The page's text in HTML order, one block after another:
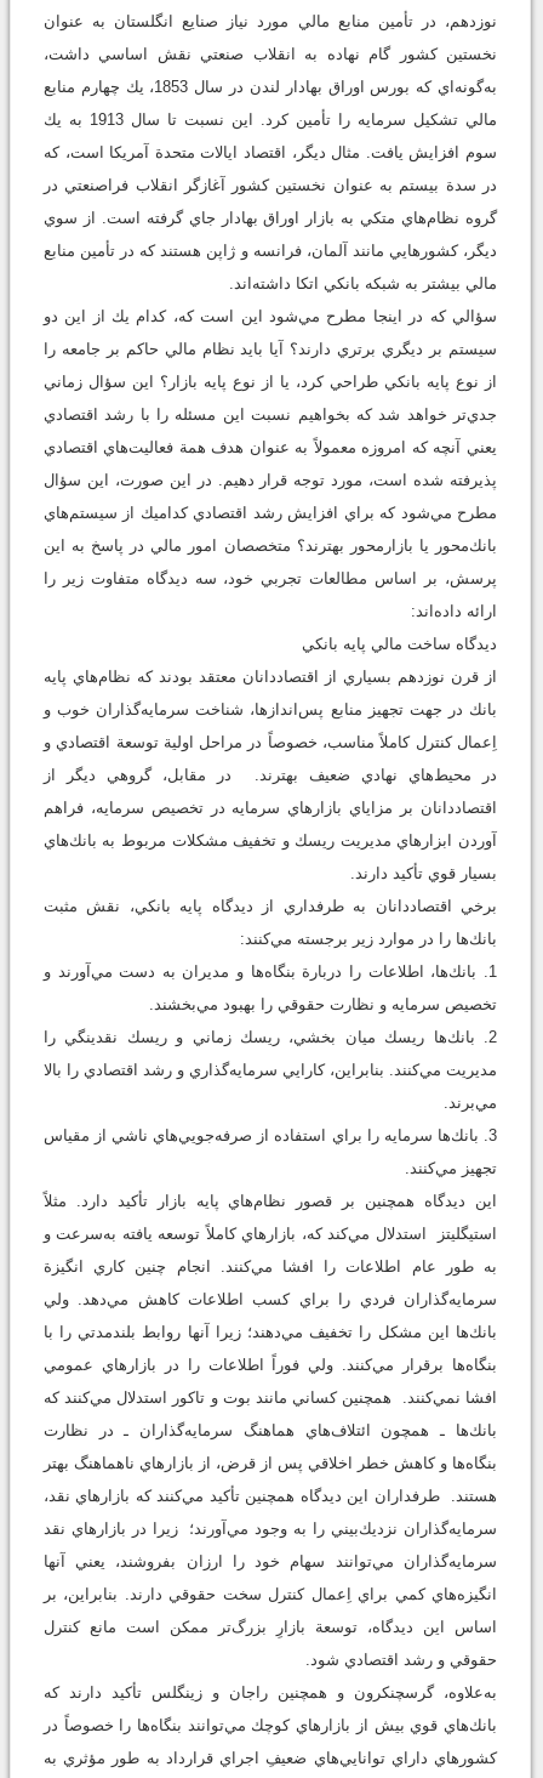
نوزدهم، در تأمين منابع مالي مورد نياز صنايع انگلستان به ‌عنوان
نخستين كشور گام نهاده به انقلاب صنعتي نقش اساسي داشت،
به‌گونه‌اي كه بورس اوراق بهادار لندن در سال 1853، يك چهارم منابع
مالي تشكيل سرمايه را تأمين كرد. اين نسبت تا سال 1913 به يك
سوم افزايش يافت. مثال ديگر، اقتصاد ايالات متحدة آمريكا است، كه
در سدة بيستم به عنوان نخستين كشور آغازگر انقلاب فراصنعتي در
گروه نظام‌هاي متكي به بازار اوراق بهادار جاي گرفته است. از سوي
ديگر، كشورهايي مانند آلمان، فرانسه و ژاپن هستند كه در تأمين منابع
مالي بيشتر به شبكه بانكي اتكا داشته‌اند.
سؤالي كه در اينجا مطرح مي‌شود اين است كه، كدام يك از اين دو
سيستم بر ديگري برتري دارند؟ آيا بايد نظام مالي حاكم بر جامعه را
از نوع پايه بانكي طراحي كرد، يا از نوع پايه بازار؟ اين سؤال زماني
جدي‌تر خواهد شد كه بخواهيم نسبت اين مسئله را با رشد اقتصادي
يعني آنچه كه امروزه معمولاً به عنوان هدف همة فعاليت‌هاي اقتصادي
پذيرفته شده است، مورد توجه قرار دهيم. در اين صورت، اين سؤال
مطرح مي‌شود كه براي افزايش رشد اقتصادي كداميك از سيستم‌هاي
بانك‌محور يا بازارمحور بهترند؟ متخصصان امور مالي در پاسخ به اين
پرسش، بر اساس مطالعات تجربي خود، سه ديدگاه متفاوت زير را
ارائه داده‌اند:
ديدگاه ساخت مالي پايه بانكي
از قرن نوزدهم بسياري از اقتصاددانان معتقد بودند كه نظام‌هاي پايه
بانك در جهت تجهيز منابع پس‌اندازها، شناخت سرمايه‌گذاران خوب و
اِعمال كنترل كاملاً مناسب، خصوصاً در مراحل اولية توسعة اقتصادي و
در محيط‌هاي نهادي ضعيف بهترند. در مقابل، گروهي ديگر از
اقتصاددانان بر مزاياي بازارهاي سرمايه در تخصيص سرمايه، فراهم
آوردن ابزارهاي مديريت ريسك و تخفيف مشكلات مربوط به بانك‌هاي
بسيار قوي تأكيد دارند.
برخي اقتصاددانان به طرفداري از ديدگاه پايه بانكي، نقش مثبت
بانك‌ها را در موارد زير برجسته مي‌كنند:
1. بانك‌ها، اطلاعات را دربارة بنگاه‌ها و مديران به دست مي‌آورند و
تخصيص سرمايه و نظارت حقوقي را بهبود مي‌بخشند.
2. بانك‌ها ريسك ميان بخشي، ريسك زماني و ريسك نقدينگي را
مديريت مي‌كنند. بنابراين، كارايي سرمايه‌گذاري و رشد اقتصادي را بالا
مي‌برند.
3. بانك‌ها سرمايه را براي استفاده از صرفه‌جويي‌هاي ناشي از مقياس
تجهيز مي‌كنند.
اين ديدگاه همچنين بر قصور نظام‌هاي پايه بازار تأكيد دارد. مثلاً
استيگليتز استدلال مي‌كند كه، بازارهاي كاملاً توسعه يافته به‌سرعت و
به طور عام اطلاعات را افشا مي‌كنند. انجام چنين كاري انگيزة
سرمايه‌گذاران فردي را براي كسب اطلاعات كاهش مي‌دهد. ولي
بانك‌ها اين مشكل را تخفيف مي‌دهند؛ زيرا آنها روابط بلندمدتي را با
بنگاه‌ها برقرار مي‌كنند. ولي فوراً اطلاعات را در بازارهاي عمومي
افشا نمي‌كنند. همچنين كساني مانند بوت و تاكور استدلال مي‌كنند كه
بانك‌ها ـ همچون ائتلاف‌هاي هماهنگ سرمايه‌گذاران ـ در نظارت
بنگاه‌ها و كاهش خطر اخلاقي پس از قرض، از بازارهاي ناهماهنگ بهتر
هستند. طرفداران اين ديدگاه همچنين تأكيد مي‌كنند كه بازارهاي نقد،
سرمايه‌گذاران نزديك‌بيني را به وجود مي‌آورند؛ زيرا در بازارهاي نقد
سرمايه‌گذاران مي‌توانند سهام خود را ارزان بفروشند، يعني آنها
انگيزه‌هاي كمي براي اِعمال كنترل سخت حقوقي دارند. بنابراين، بر
اساس اين ديدگاه، توسعة بازارِ بزرگ‌تر ممكن است مانع كنترل
حقوقي و رشد اقتصادي شود.
به‌علاوه، گرسچنكرون و همچنين راجان و زينگلس تأكيد دارند كه
بانك‌هاي قوي بيش از بازارهاي كوچك مي‌توانند بنگاه‌ها را خصوصاً در
كشورهاي داراي توانايي‌هاي ضعيفِ اجراي قرارداد به طور مؤثري به